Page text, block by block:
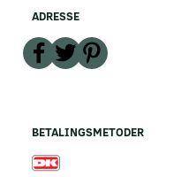
ADRESSE
BETALINGSMETODER